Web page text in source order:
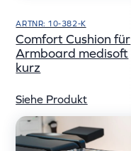
ARTNR: 10-382-K
Comfort Cushion für
Armboard medisoft
kurz
Siehe Produkt